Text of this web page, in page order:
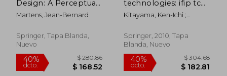
Design: A Perceptual
Approach (en Inglés)
Martens, Jean-Bernard
Springer, Tapa Blanda,
Nuevo
technologies: ifip tc6
/ wg6.10 first optical
networks &
conference
(opnetec), october
(en Inglés)
Kitayama, Ken-Ichi ;
Prati, Giancarlo
Springer, 2010, Tapa
Blanda, Nuevo